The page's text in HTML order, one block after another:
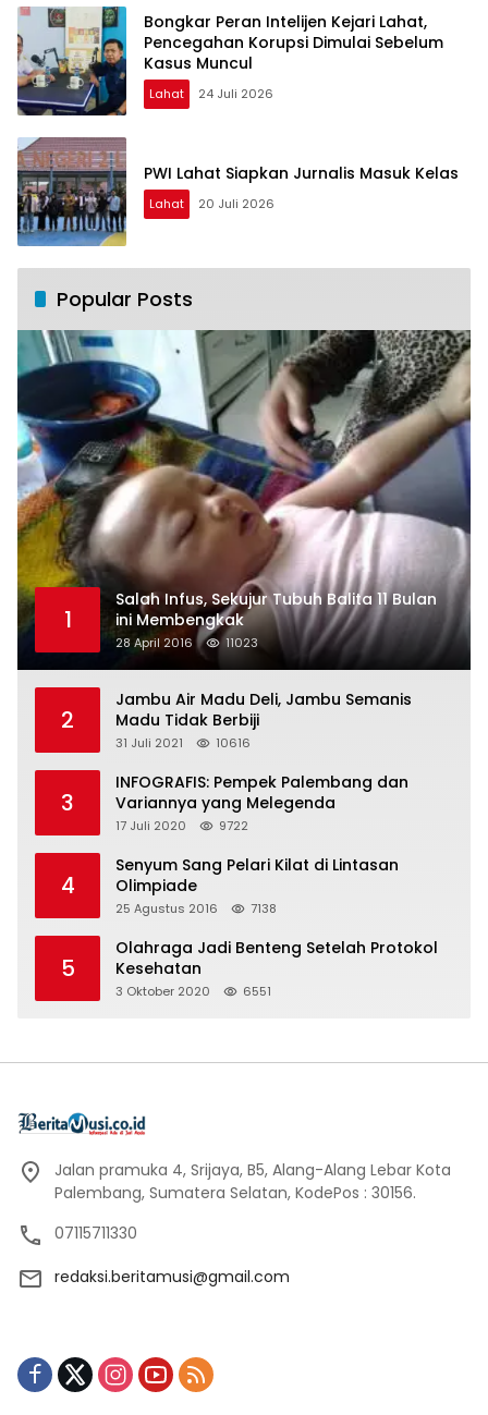
Bongkar Peran Intelijen Kejari Lahat,
Pencegahan Korupsi Dimulai Sebelum
Kasus Muncul
Lahat 24 Juli 2026
PWI Lahat Siapkan Jurnalis Masuk Kelas
Lahat 20 Juli 2026
Popular Posts
1
Salah Infus, Sekujur Tubuh Balita 11 Bulan
ini Membengkak
28 April 2016 11023
2
Jambu Air Madu Deli, Jambu Semanis
Madu Tidak Berbiji
31 Juli 2021 10616
3
INFOGRAFIS: Pempek Palembang dan
Variannya yang Melegenda
17 Juli 2020 9722
4
Senyum Sang Pelari Kilat di Lintasan
Olimpiade
25 Agustus 2016 7138
5
Olahraga Jadi Benteng Setelah Protokol
Kesehatan
3 Oktober 2020 6551
Jalan pramuka 4, Srijaya, B5, Alang-Alang Lebar Kota
Palembang, Sumatera Selatan, KodePos : 30156.
07115711330
redaksi.beritamusi@gmail.com